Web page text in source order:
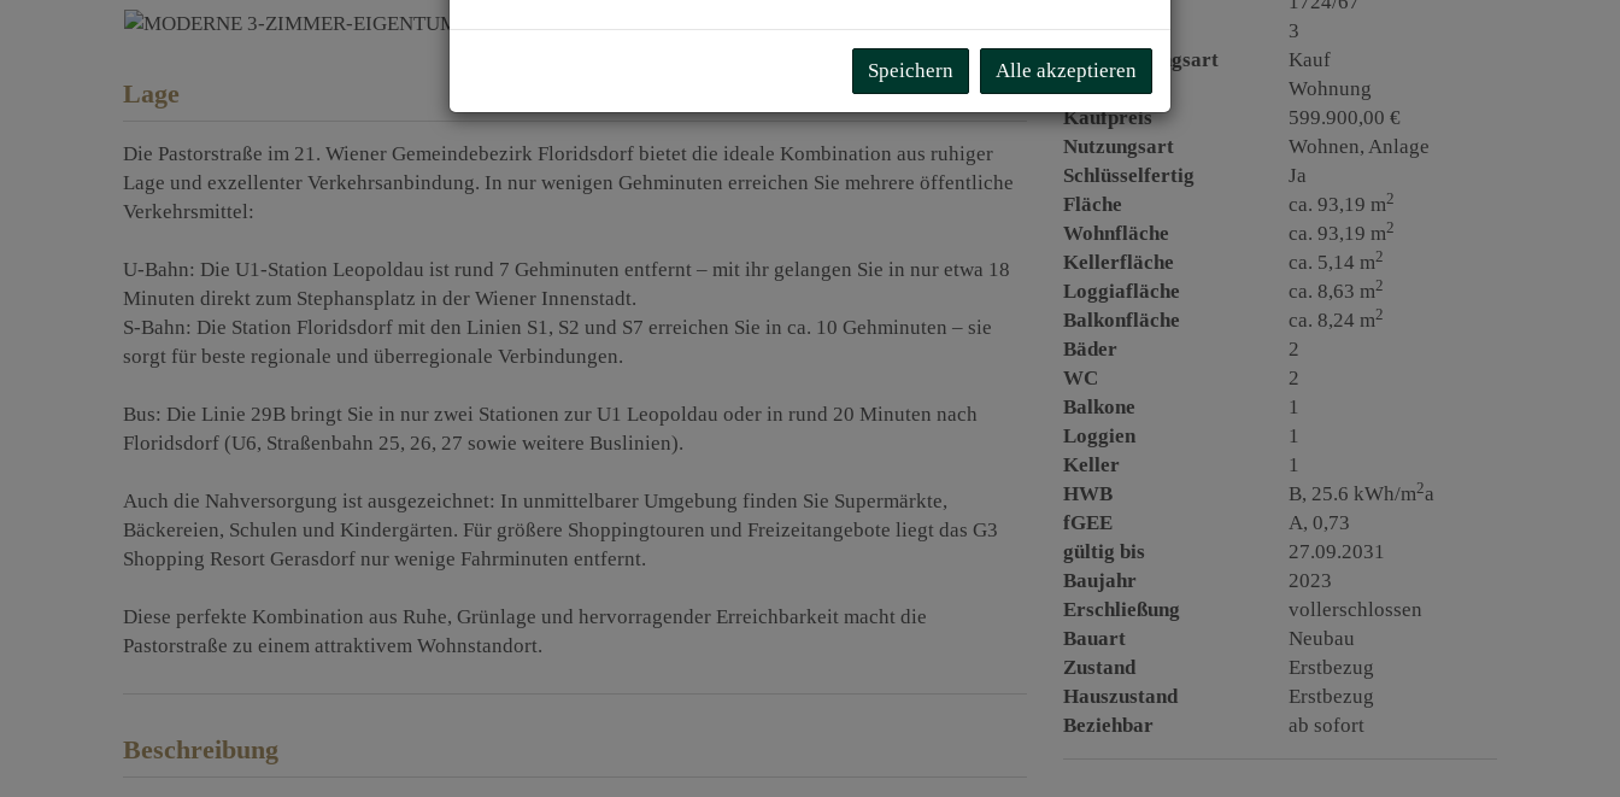
Lage
Die Pastorstraße im 21. Wiener Gemeindebezirk Floridsdorf bietet die ideale Kombination aus ruhiger
Lage und exzellenter Verkehrsanbindung. In nur wenigen Gehminuten erreichen Sie mehrere öffentliche
Verkehrsmittel:
U-Bahn: Die U1-Station Leopoldau ist rund 7 Gehminuten entfernt – mit ihr gelangen Sie in nur etwa 18
Minuten direkt zum Stephansplatz in der Wiener Innenstadt.
S-Bahn: Die Station Floridsdorf mit den Linien S1, S2 und S7 erreichen Sie in ca. 10 Gehminuten – sie
sorgt für beste regionale und überregionale Verbindungen.
Bus: Die Linie 29B bringt Sie in nur zwei Stationen zur U1 Leopoldau oder in rund 20 Minuten nach
Floridsdorf (U6, Straßenbahn 25, 26, 27 sowie weitere Buslinien).
Auch die Nahversorgung ist ausgezeichnet: In unmittelbarer Umgebung finden Sie Supermärkte,
Bäckereien, Schulen und Kindergärten. Für größere Shoppingtouren und Freizeitangebote liegt das G3
Shopping Resort Gerasdorf nur wenige Fahrminuten entfernt.
Diese perfekte Kombination aus Ruhe, Grünlage und hervorragender Erreichbarkeit macht die
Pastorstraße zu einem attraktivem Wohnstandort.
Beschreibung
Zimmer
3
Vermarktungsart
Kauf
Objektart
Wohnung
Kaufpreis
599.900,00 €
Nutzungsart
Wohnen Anlage
Schlüsselfertig
Ja
Fläche
ca. 93,19 m2
Wohnfläche ca. 93,19 m2
Kellerfläche ca. 5,14 m2
Loggiafläche ca. 8,63 m2
Balkonfläche ca. 8,24 m2
Bäder
2
WC
2
Balkone
1
Loggien
1
Keller
1
HWB
B, 25.6 kWh/m2a
fGEE
A, 0,73
gültig bis
27.09.2031
Baujahr
2023
Erschließung
vollerschlossen
Bauart
Neubau
Zustand
Erstbezug
Hauszustand
Erstbezug
Beziehbar
ab sofort
Speichern Alle akzeptieren